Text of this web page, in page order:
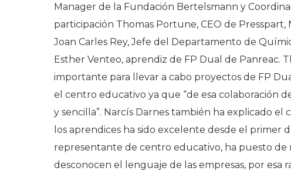
Manager de la Fundación Bertelsmann y
participación Thomas Portune, CEO de
Joan Carles Rey, Jefe del Departamento de
Esther Venteo, aprendiz de FP Dual de Panreac.
importante para llevar a cabo proyectos de FP
el centro educativo ya que “de esa colaboración
y sencilla”. Narcís Darnes también ha explicado
los aprendices ha sido excelente desde el primer
representante de centro educativo, ha puesto de
desconocen el lenguaje de las empresas, por esa